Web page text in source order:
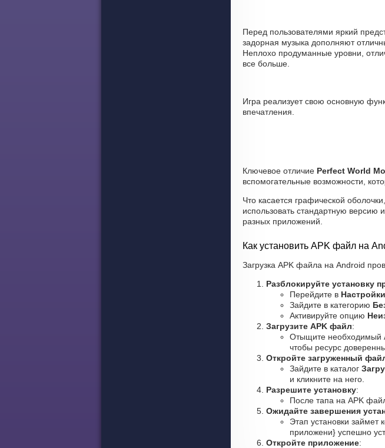
Перед пользователями яркий
задорная музыка дополняют
Неплохо продуманные уровни,
все больше.
Игра реализует свою основную
впечатления.
Ключевое отличие Perfect World
вспомогательные возможности,
Что касается графической
использовать стандартную версию
разных приложений.
Как установить APK файл на
Загрузка APK файла на Android
Разблокируйте установку
Перейдите в Настройки
Зайдите в категорию
Активируйте опцию
Загрузите APK файл:
Отыщите необходимый
чтобы ресурс
Откройте загруженный
Зайдите в каталог
и кликните на него.
Разрешите установку:
После тапа на APK
Ожидайте завершения
Этап установки
приложени} успешно
Откройте приложение: